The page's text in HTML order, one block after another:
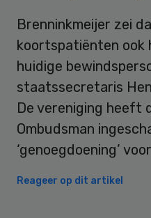
Brenninkmeijer zei
koortspatiënten ook
huidige
staatssecretaris
De vereniging heeft
Ombudsman
‘genoegdoening’
Reageer op dit artikel